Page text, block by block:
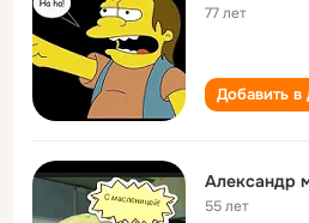
77 лет
Добавить в
Александр
55 лет